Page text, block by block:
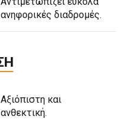
ανηφορικές διαδρομές.
Αξιόπιστη και
ανθεκτική.